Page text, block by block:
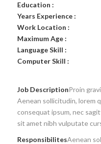
Education :
Years Experience :
Work Location :
Maximum Age :
Language Skill :
Computer Skill :
Job DescriptionProin
Aenean sollicitudin, lorem
consequat ipsum, nec
sit amet nibh vulputate
ResponsibilitesAenean